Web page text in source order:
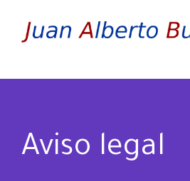
Aviso legal